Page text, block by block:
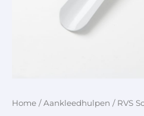
Home /Aankleedhulpen / RVS